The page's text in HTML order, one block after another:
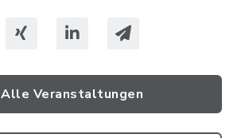
Alle Veranstaltungen